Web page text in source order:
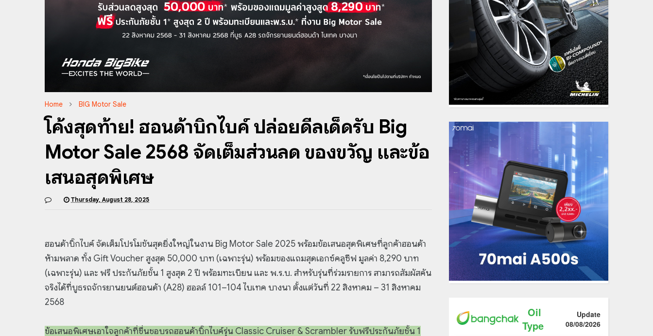
Home BIG Motor Sale
โค้งสุดท้าย! ฮอนด้าบิ๊กไบค์ ปล่อยดีลเด็ดรับ Big
Motor Sale 2568 จัดเต็มส่วนลด ของขวัญ และข้อ
เสนอสุดพิเศษ
Thursday, August 28, 2025
ฮอนด้าบิ๊กไบค์ จัดเต็มโปรโมชันสุดยิ่งใหญ่ในงาน Big Motor Sale 2025 พร้อมข้อเสนอสุดพิเศษที่ลูกค้าฮอนด้า
ห้ามพลาด ทั้ง Gift Voucher สูงสุด 50,000 บาท (เฉพาะรุ่น) พร้อมของแถมสุดเอกซ์คลูซีฟ มูลค่า 8,290 บาท
(เฉพาะรุ่น) และ ฟรี ประกันภัยชั้น 1 สูงสุด 2 ปี พร้อมทะเบียน และ พ.ร.บ. สำหรับรุ่นที่ร่วมรายการ สามารถสัมผัสคัน
จริงได้ที่บูธรถจักรยานยนต์ฮอนด้า (A28) ฮอลล์ 101–104 ไบเทค บางนา ตั้งแต่วันที่ 22 สิงหาคม – 31 สิงหาคม
2568
ข้อเสนอพิเศษเอาใจลูกค้าที่ชื่นชอบรถฮอนด้าบิ๊กไบค์รุ่น Classic Cruiser & Scrambler รับฟรีประกันภัยชั้น 1